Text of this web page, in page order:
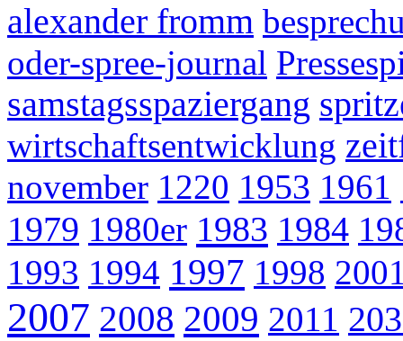
alexander fromm
oder-spree-journal
samstagsspaziergang
wirtschaftsentwicklung
november 1220 1953 1961
1979 1980er 1983 1984
1993 1994 1997 1998
2007 2008 2009 2011